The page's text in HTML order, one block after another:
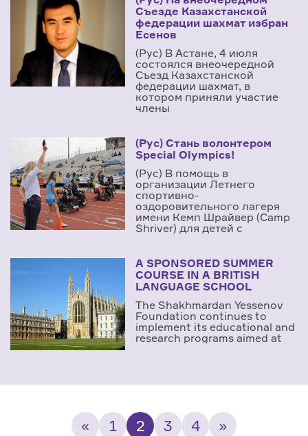
Съезде Казахстанской
федерации шахмат избран
Есенов
(Рус) В Астане, 4 июля
состоялся внеочередной
Съезд Казахстанской
федерации шахмат, в
котором приняли участие
члены
(Рус) Стань волонтером
Special Olympics!
(Рус) В помощь в
организации Летнего
спортивно-
оздоровительного лагеря
имени Кемп Шрайвер (Camp
Shriver) для детей с
A SPONSORED SUMMER
COURSE IN A BRITISH
LANGUAGE SCHOOL
The Shakhmardan Yessenov
Foundation continues to
implement its educational and
research programs aimed at
« 1 2 3 4 »